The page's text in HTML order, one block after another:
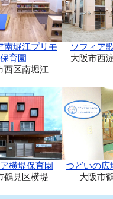
南堀江プリモ
保育園
西区南堀江
ソフィア
大阪市西
横堤保育園
鶴見区横堤
つどいの広
大阪市